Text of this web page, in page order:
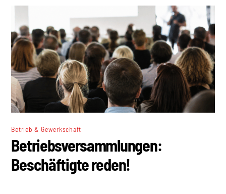
Betrieb & Gewerkschaft
Betriebsversammlungen:
Beschäftigte reden!